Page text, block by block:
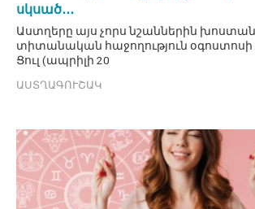
սկսած․․․
Աստղերը այս չորս նշաններին
տիտանական հաջողություն օգոստոսի
Ցուլ (ապրիլի 20
ԱՍՏՂԱԳՈՒՇԱԿ